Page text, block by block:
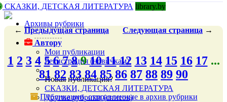
СКАЗКИ, ДЕТСКАЯ ЛИТЕРАТУРА library.by
Архивы рубрики
Автору
Мои публикации
Регистрация (новичкам)
Новая публикация?
СКАЗКИ, ДЕТСКАЯ ЛИТЕРАТУРА
Другие рубрики (список)
← Предыдущаястраница Следующая страница →
1 2 3 4 5 6 7 8 9 10 11 12 13 14 15 16 17...
81 82 83 84 85 86 87 88 89 90
Публикации, отправленные в архив рубрики